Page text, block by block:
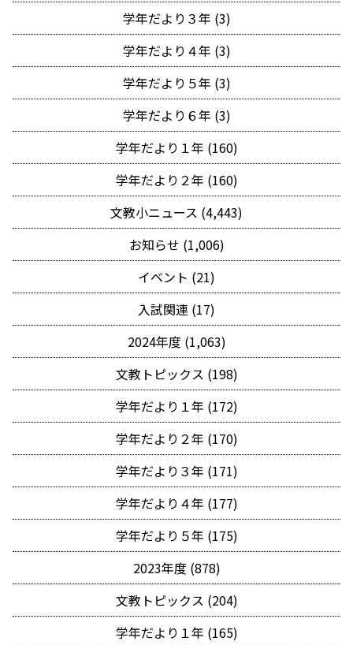
学年だより３年 (3)
学年だより４年 (3)
学年だより５年 (3)
学年だより６年 (3)
学年だより１年 (160)
学年だより２年 (160)
文教小ニュース (4,443)
お知らせ (1,006)
イベント (21)
入試関連 (17)
2024年度 (1,063)
文教トピックス (198)
学年だより１年 (172)
学年だより２年 (170)
学年だより３年 (171)
学年だより４年 (177)
学年だより５年 (175)
2023年度 (878)
文教トピックス (204)
学年だより１年 (165)